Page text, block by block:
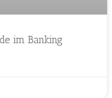
im Banking